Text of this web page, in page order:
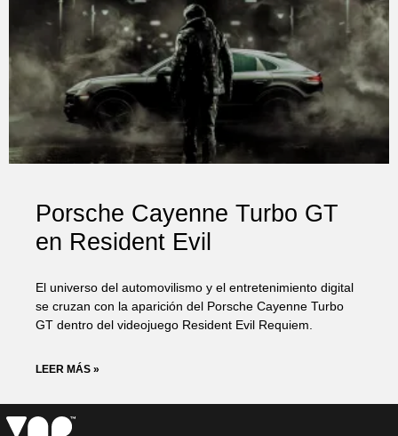
Porsche Cayenne Turbo GT
en Resident Evil
El universo del automovilismo y el entretenimiento digital
se cruzan con la aparición del Porsche Cayenne Turbo
GT dentro del videojuego Resident Evil Requiem.
LEER MÁS »